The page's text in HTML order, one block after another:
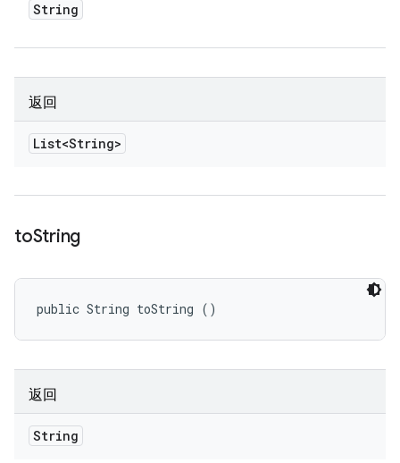
String
返回
List<String>
toString
public String toString ()
返回
String